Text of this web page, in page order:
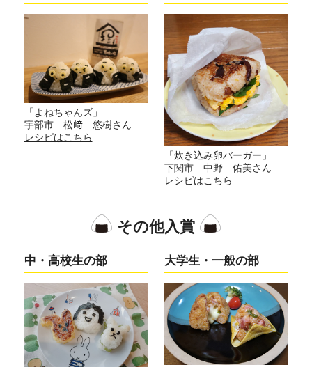
「よねちゃんズ」
宇部市 松﨑 悠樹さん
レシピはこちら
「炊き込み卵バーガー」
下関市 中野 佑美さん
レシピはこちら
その他入賞
中・高校生の部 大学生・一般の部